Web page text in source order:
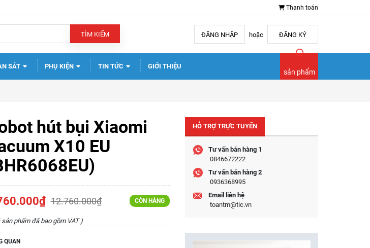
Thanh toán
TÌM KIẾM ĐĂNG NHẬP hoặc ĐĂNG KÝ
SÁT PHỤ KIỆN TIN TỨC GIỚI THIỆU
sản phẩm
hút bụi Xiaomi
X10 EU
12.760.000₫ CÒN HÀNG
sản phẩm đã bao gồm VAT )
QUAN
HỖ TRỢ TRỰC TUYẾN
Tư vấn bán hàng 1
0846672222
Tư vấn bán hàng 2
0936368995
Email liên hệ
toantm@tic.vn